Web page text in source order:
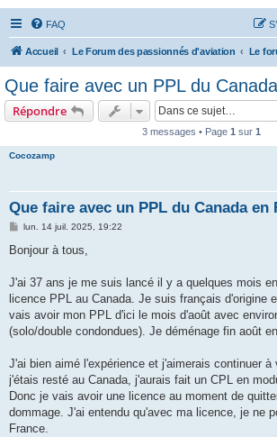
FAQ
Accueil Le Forum des passionnés d'aviation
Que faire avec un PPL du
Répondre
3 messages • Page 1 sur 1
Cocozamp
Que faire avec un PPL du Canada en
M
s
g
lun. 14 juil. 2025, 19:22
Bonjour à tous,
J'ai 37 ans je me suis lancé il y a quelques mois
licence PPL au Canada. Je suis français d'origine
vais avoir mon PPL d'ici le mois d'août avec
(solo/double condondues). Je déménage fin août
J'ai bien aimé l'expérience et j'aimerais continuer à
j'étais resté au Canada, j'aurais fait un CPL en
Donc je vais avoir une licence au moment de
dommage. J'ai entendu qu'avec ma licence, je ne
France.